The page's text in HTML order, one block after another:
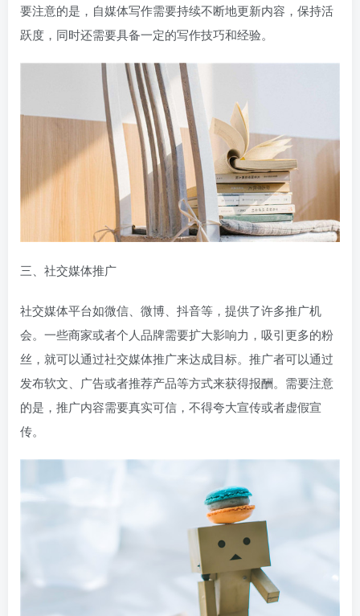
要注意的是，自媒体写作需要持续不断地更新内容，保持活
跃度，同时还需要具备一定的写作技巧和经验。
三、社交媒体推广
社交媒体平台如微信、微博、抖音等，提供了许多推广机
会。一些商家或者个人品牌需要扩大影响力，吸引更多的粉
丝，就可以通过社交媒体推广来达成目标。推广者可以通过
发布软文、广告或者推荐产品等方式来获得报酬。需要注意
的是，推广内容需要真实可信，不得夸大宣传或者虚假宣
传。